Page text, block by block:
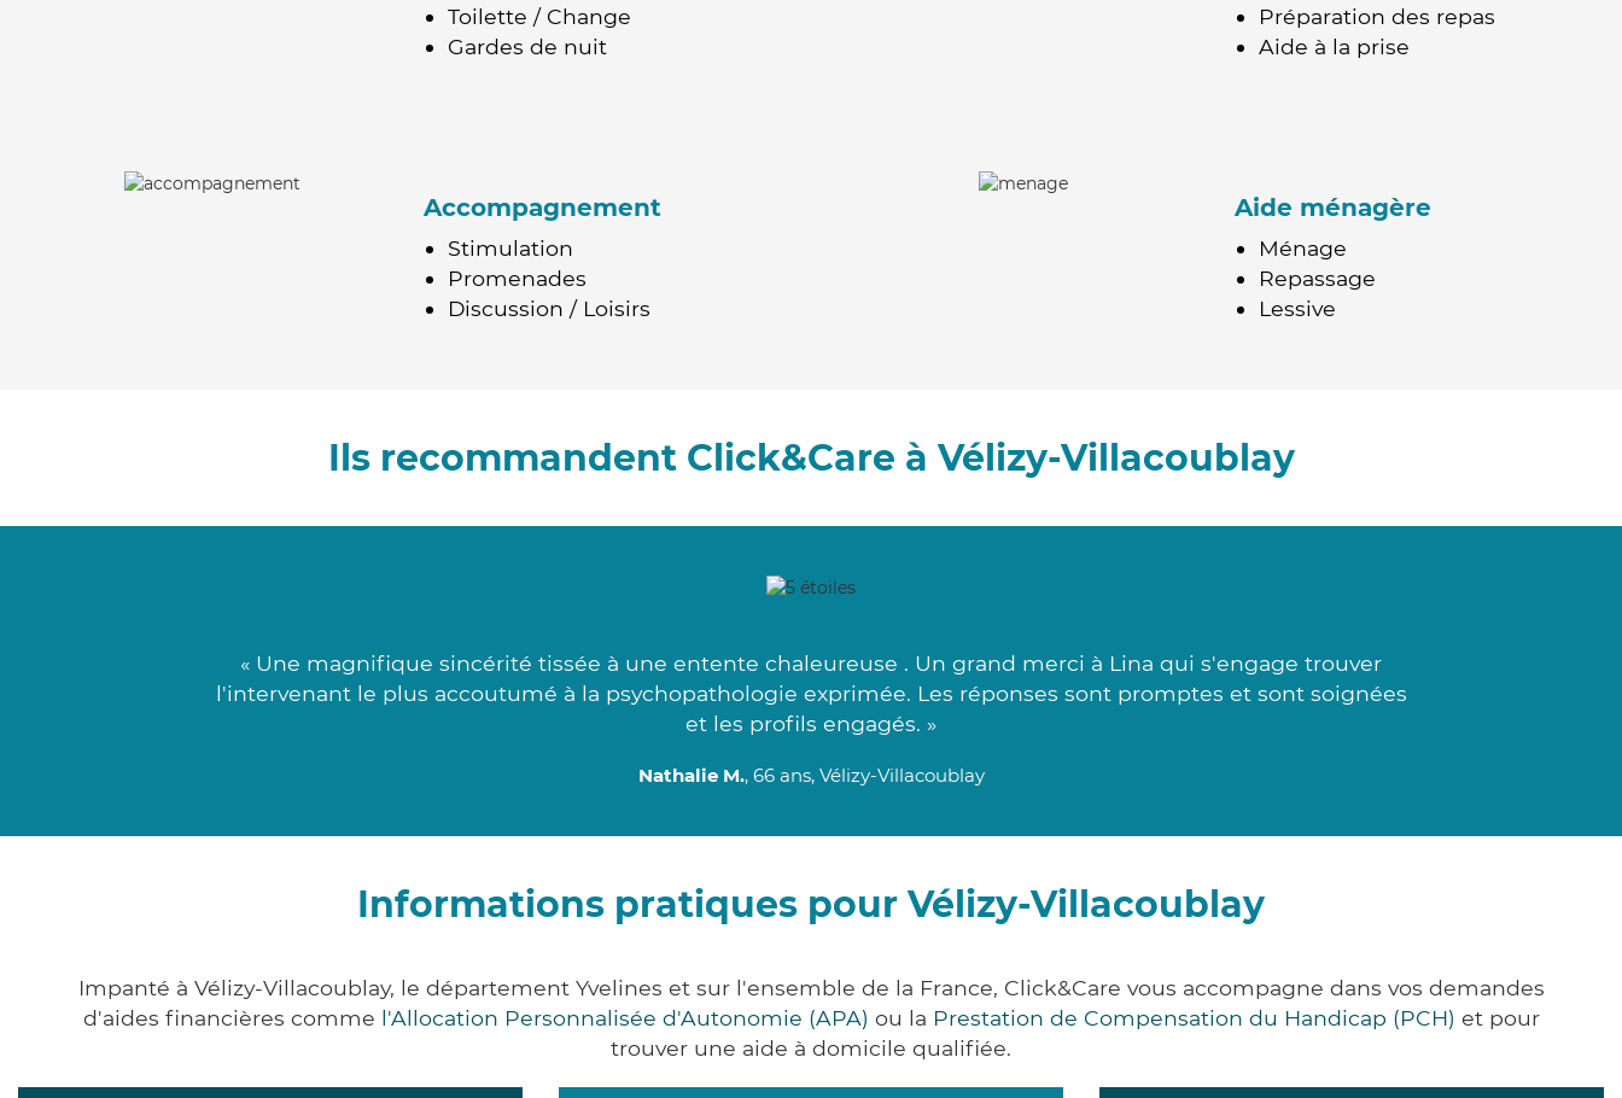
Toilette / Change
Gardes de nuit
Préparation des repas
Aide à la prise
Accompagnement
Stimulation
Promenades
Discussion / Loisirs
Aide ménagère
Ménage
Repassage
Lessive
Ils recommandent Click&Care à Vélizy-Villacoublay
« Une magnifique sincérité tissée à une entente chaleureuse . Un grand merci à Lina qui s'engage trouver
l'intervenant le plus accoutumé à la psychopathologie exprimée. Les réponses sont promptes et sont soignées
et les profils engagés. »
Nathalie M., 66 ans, Vélizy-Villacoublay
Informations pratiques pour Vélizy-Villacoublay
Impanté à Vélizy-Villacoublay, le département Yvelines et sur l'ensemble de la France, Click&Care vous accompagne dans vos demandes
d'aides financières comme l'Allocation Personnalisée d'Autonomie (APA) ou la Prestation de Compensation du Handicap (PCH) et pour
trouver une aide à domicile qualifiée.